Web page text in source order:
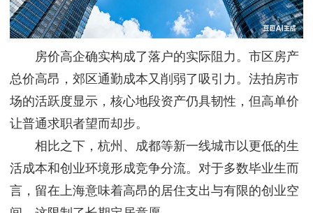
房价高企确实构成了落户的实际阻力。市区房产
总价高昂，郊区通勤成本又削弱了吸引力。法拍房市
场的活跃度显示，核心地段资产仍具韧性，但高单价
让普通求职者望而却步。
相比之下，杭州、成都等新一线城市以更低的生
活成本和创业环境形成竞争分流。对于多数毕业生而
言，留在上海意味着高昂的居住支出与有限的创业空